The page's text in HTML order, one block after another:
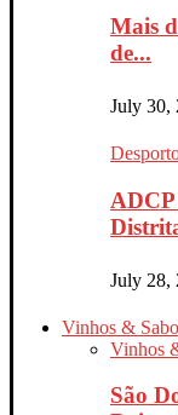
Mais
de...
July 30,
ADCP
July 28,
Vinhos &
Vinhos
São